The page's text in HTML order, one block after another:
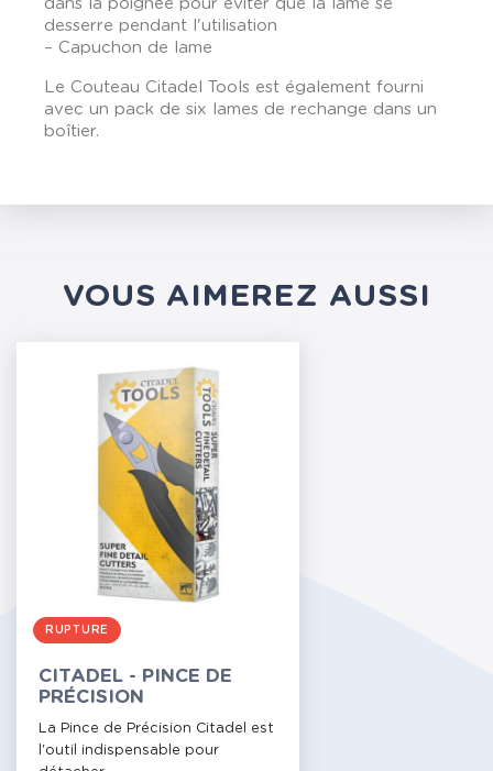
dans la poignée pour éviter que la lame se
desserre pendant l'utilisation
– Capuchon de lame
Le Couteau Citadel Tools est également fourni
avec un pack de six lames de rechange dans un
boîtier.
VOUS AIMEREZ AUSSI
RUPTURE
CITADEL - PINCE DE
PRÉCISION
La Pince de Précision Citadel est
l'outil indispensable pour